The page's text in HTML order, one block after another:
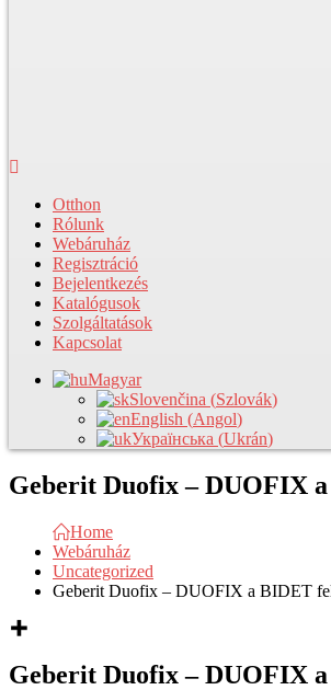
Otthon
Rólunk
Webáruház
Regisztráció
Bejelentkezés
Katalógusok
Szolgáltatások
Kapcsolat
Magyar
Slovenčina (Szlovák)
English (Angol)
Українська (Ukrán)
Geberit Duofix – DUOFIX
Home
Webáruház
Uncategorized
Geberit Duofix – DUOFIX a BIDET
Geberit Duofix – DUOFIX